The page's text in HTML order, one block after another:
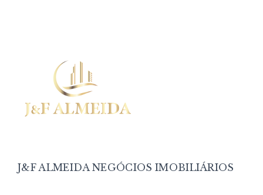
J&F ALMEIDA NEGÓCIOS IMOBILIÁRIOS